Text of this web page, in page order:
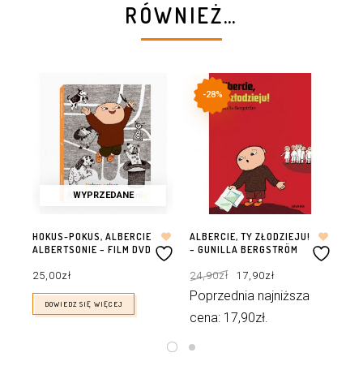
RÓWNIEŻ…
WYPRZEDANE
HOKUS-POKUS, ALBERCIE
ALBERTSONIE – FILM DVD
25,00zł
DOWIEDZ SIĘ WIĘCEJ
-28%
ALBERCIE, TY ZŁODZIEJU!
– GUNILLA BERGSTRÖM
24,90zł cena
wynosiła:
24,90zł.
17,90złcena
17,90zł.
Poprzednia najniższa
cena: 17,90zł.